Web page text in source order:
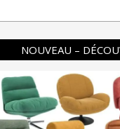
NOUVEAU –